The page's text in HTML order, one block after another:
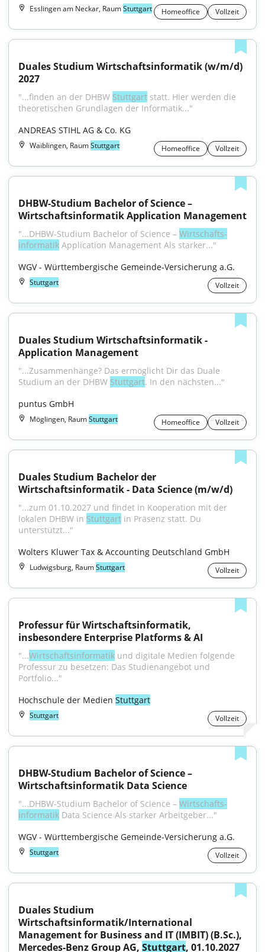
Esslingen am Neckar, RaumStuttgart Homeoffice Vollzeit
Duales Studium Wirtschaftsinformatik (w/m/d)
2027
"...finden an der DHBW Stuttgart statt. Hier werden die
theoretischen Grundlagen der Informatik..."
ANDREAS STIHL AG & Co. KG
Waiblingen, RaumStuttgart Homeoffice Vollzeit
DHBW-Studium Bachelor of Science –
Wirtschaftsinformatik Application Management
"...DHBW-Studium Bachelor of Science – Wirt­schafts­
informatik Application Management Als starker..."
WGV - Württembergische Gemeinde-Versicherung a.G.
Stuttgart Vollzeit
Duales Studium Wirtschaftsinformatik -
Application Management
"...Zusammenhänge? Das ermöglicht Dir das Duale
Studium an der DHBW Stuttgart. In den nächsten..."
puntus GmbH
Möglingen, RaumStuttgart Homeoffice Vollzeit
Duales Studium Bachelor der
Wirtschaftsinformatik - Data Science (m/w/d)
"...zum 01.10.2027 und findet in Kooperation mit der
lokalen DHBW in Stuttgart in Präsenz statt. Du
unterstützt..."
Wolters Kluwer Tax & Accounting Deutschland GmbH
Ludwigsburg, RaumStuttgart Vollzeit
Professur für Wirtschaftsinformatik,
insbesondere Enterprise Platforms & AI
"...Wirtschaftsinformatik und digitale Medien folgende
Professur zu besetzen: Das Studienangebot und
Portfolio..."
Hochschule der Medien Stuttgart
Stuttgart Vollzeit
DHBW-Studium Bachelor of Science –
Wirtschaftsinformatik Data Science
"...DHBW-Studium Bachelor of Science – Wirt­schafts­
informatik Data Science Als starker Arbeitgeber..."
WGV - Württembergische Gemeinde-Versicherung a.G.
Stuttgart Vollzeit
Duales Studium
Wirtschaftsinformatik/International
Management for Business and IT (IMBIT) (B.Sc.),
Mercedes-Benz Group AG, Stuttgart, 01.10.2027